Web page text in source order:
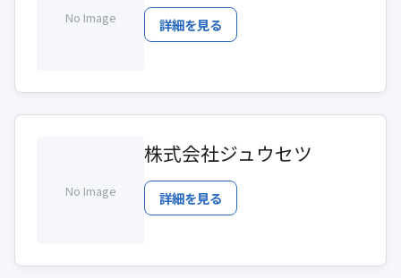
No Image 詳細を見る
No Image
株式会社ジュウセツ
詳細を見る